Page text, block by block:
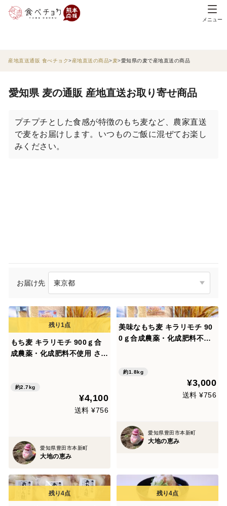
メニュー
産地直送通販 食べチョク 産地直送の商品 麦 愛知県の麦で産地直送の商品
愛知県 麦の通販 産地直送お取り寄せ商品
プチプチとした食感が特徴のもち麦など、農家直送
で麦をお届けします。いつものご飯に混ぜてお楽し
みください。
お届け先
もち麦 キラリモチ 900ｇ合
成農薬・化成肥料不使用 さら
活！
約2.7kg
¥4,100
送料 ¥756
愛知県豊田市本新町
大地の恵み
美味なもち麦 キラリモチ 90
0ｇ合成農薬・化成肥料不使
活！
約1.8kg
¥3,000
送料 ¥756
愛知県豊田市本新町
大地の恵み